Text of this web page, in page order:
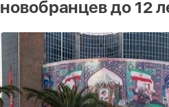
новобранцев до 12